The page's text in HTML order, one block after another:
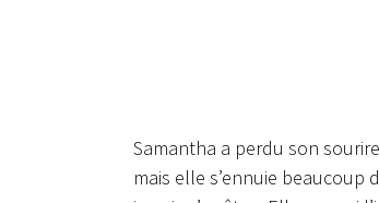
Samantha a perdu son
mais elle s’ennuie